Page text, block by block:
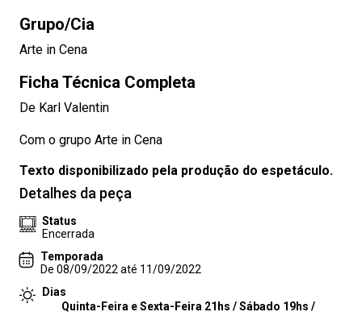
Grupo/Cia
Arte in Cena
Ficha Técnica Completa
De Karl Valentin
Com o grupo Arte in Cena
Texto disponibilizado pela produção do espetáculo.
Detalhes da peça
Status
Encerrada
Temporada
De 08/09/2022 até 11/09/2022
Dias
Quinta-Feira e Sexta-Feira 21hs / Sábado 19hs /